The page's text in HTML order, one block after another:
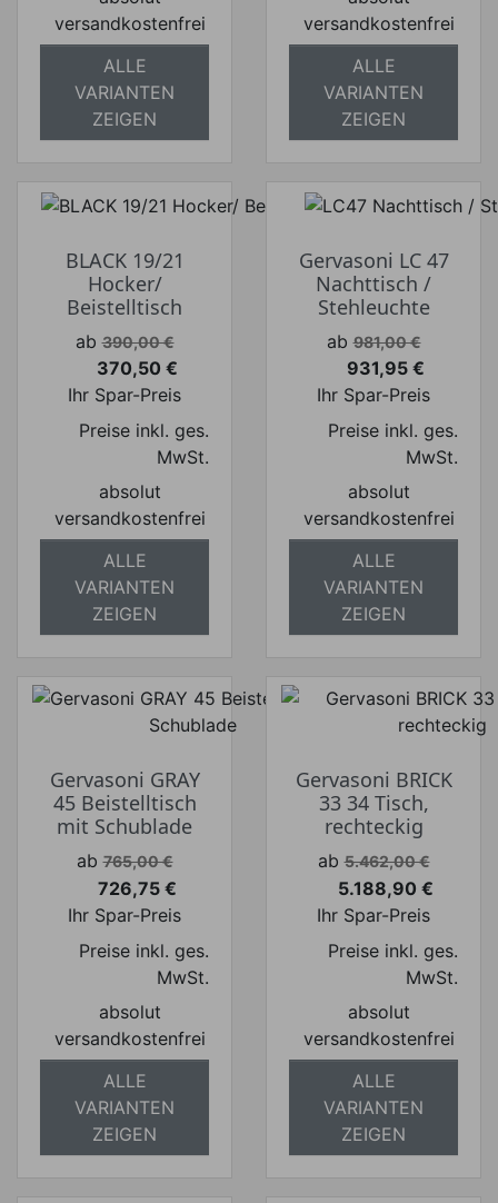
versandkostenfrei
ALLE
VARIANTEN
ZEIGEN
versandkostenfrei
ALLE
VARIANTEN
ZEIGEN
BLACK 19/21
Hocker/
Beistelltisch
Verkaufspreis
ab 390,00 €
Preis
370,50 €
Ihr Spar-Preis
Preise inkl. ges.
MwSt.
absolut
versandkostenfrei
ALLE
VARIANTEN
ZEIGEN
Gervasoni LC 47
Nachttisch /
Stehleuchte
Verkaufspreis
ab 981,00 €
Preis
931,95 €
Ihr Spar-Preis
Preise inkl. ges.
MwSt.
absolut
versandkostenfrei
ALLE
VARIANTEN
ZEIGEN
Gervasoni GRAY
45 Beistelltisch
mit Schublade
Verkaufspreis
ab 765,00 €
Preis
726,75 €
Ihr Spar-Preis
Preise inkl. ges.
MwSt.
absolut
versandkostenfrei
ALLE
VARIANTEN
ZEIGEN
Gervasoni BRICK
33 34 Tisch,
rechteckig
Verkaufspreis
ab 5.462,00 €
Preis
5.188,90 €
Ihr Spar-Preis
Preise inkl. ges.
MwSt.
absolut
versandkostenfrei
ALLE
VARIANTEN
ZEIGEN